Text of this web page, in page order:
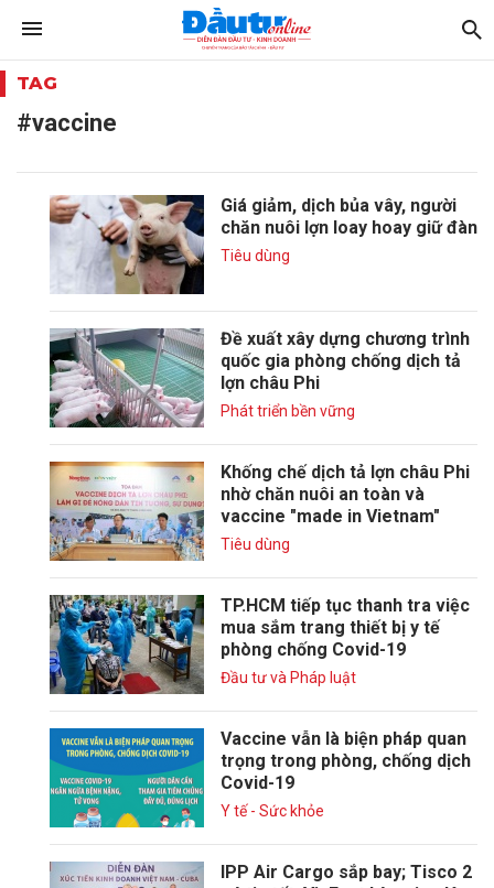
TAG
#vaccine
Giá giảm, dịch bủa vây, người
chăn nuôi lợn loay hoay giữ đàn
Tiêu dùng
Đề xuất xây dựng chương trình
quốc gia phòng chống dịch tả
lợn châu Phi
Phát triển bền vững
Khống chế dịch tả lợn châu Phi
nhờ chăn nuôi an toàn và
vaccine "made in Vietnam"
Tiêu dùng
TP.HCM tiếp tục thanh tra việc
mua sắm trang thiết bị y tế
phòng chống Covid-19
Đầu tư và Pháp luật
Vaccine vẫn là biện pháp quan
trọng trong phòng, chống dịch
Covid-19
Y tế - Sức khỏe
IPP Air Cargo sắp bay; Tisco 2